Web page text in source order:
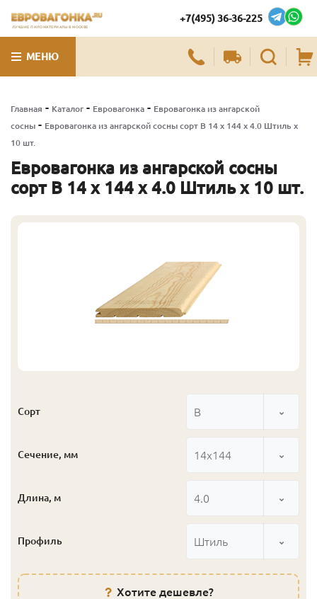
ЛУЧШИЕ ПИЛОМАТЕРИАЛЫ В МОСКВЕ
+7(495) 36-36-225
МЕНЮ
Главная - Каталог - Евровагонка - Евровагонка из ангарской
сосны - Евровагонка из ангарской сосны сорт В 14 x 144 x 4.0 Штиль x
10 шт.
Евровагонка из ангарской сосны
сорт В 14 x 144 x 4.0 Штиль x 10 шт.
Сорт В
Сечение, мм 14x144
Длина, м 4.0
Профиль Штиль
Хотите дешевле?